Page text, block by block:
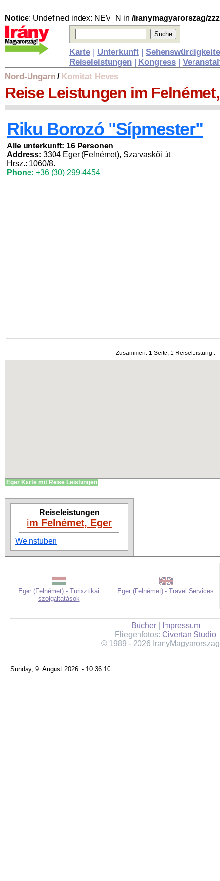
Notice: Undefined index: NEV_N in /iranymagyarorszag/
Karte| Unterkunft|
Reiseleistungen| Kongress|
Nord-Ungarn / Komitat Heves
Reise Leistungen im
Riku Borozó "Sípmester"
Alle unterkunft: 16 Personen
Address: 3304 Eger (Felnémet), Szarvaskői út
Hrsz.: 1060/8.
Phone: +36 (30) 299-4454
Zusammen: 1 Seite, 1 Reiseleistung :
Eger Karte mit Reise Leistungen
Reiseleistungen
im Felnémet, Eger
Weinstuben
Eger (Felnémet) - Turisztikai
szolgáltatások
Eger (Felnémet) - Travel Services
Bücher|
Impressum
Fliegenfotos: Civertan Studio
© 1989 - 2026
Sunday, 9. August 2026. - 10:36:10